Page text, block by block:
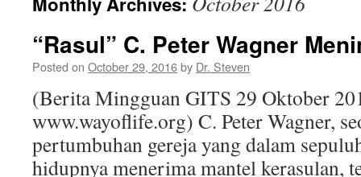
“Rasul” C. Peter Wagner
Posted on October 29, 2016by Dr. Steven
(Berita Mingguan GITS 29 Oktober
www.wayoflife.org) C. Peter Wagner,
pertumbuhan gereja yang dalam
hidupnya menerima mantel kerasulan,